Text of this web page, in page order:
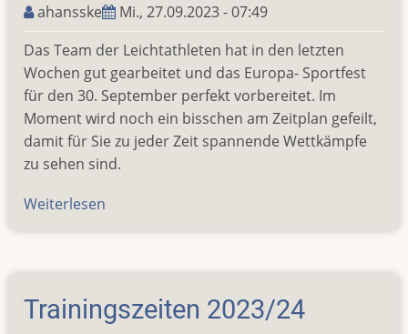
ahansske
Mi., 27.09.2023 - 07:49
Das Team der Leichtathleten hat in den letzten
Wochen gut gearbeitet und das Europa- Sportfest
für den 30. September perfekt vorbereitet. Im
Moment wird noch ein bisschen am Zeitplan gefeilt,
damit für Sie zu jeder Zeit spannende Wettkämpfe
zu sehen sind.
Weiterlesen
zum
Europa-
Sportfest
Trainingszeiten 2023/24